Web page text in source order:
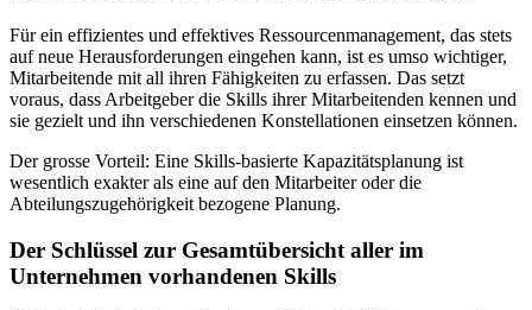
Für ein effizientes und effektives Ressourcenmanagement, das stets
auf neue Herausforderungen eingehen kann, ist es umso wichtiger,
Mitarbeitende mit all ihren Fähigkeiten zu erfassen. Das setzt
voraus, dass Arbeitgeber die Skills ihrer Mitarbeitenden kennen und
sie gezielt und ihn verschiedenen Konstellationen einsetzen können.
Der grosse Vorteil: Eine Skills-basierte Kapazitätsplanung ist
wesentlich exakter als eine auf den Mitarbeiter oder die
Abteilungszugehörigkeit bezogene Planung.
Der Schlüssel zur Gesamtübersicht aller im
Unternehmen vorhandenen Skills